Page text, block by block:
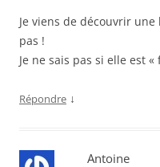
Je viens de découvrir
pas !
Je ne sais pas si elle est
Répondre ↓
Antoine